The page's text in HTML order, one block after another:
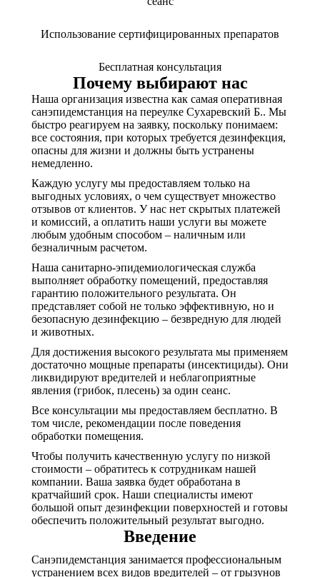
Использование сертифицированных препаратов
Бесплатная консультация
Почему выбирают нас
Наша организация известна как самая оперативная
санэпидемстанция на переулке Сухаревский Б.. Мы
быстро реагируем на заявку, поскольку понимаем:
все состояния, при которых требуется дезинфекция,
опасны для жизни и должны быть устранены
немедленно.
Каждую услугу мы предоставляем только на
выгодных условиях, о чем существует множество
отзывов от клиентов. У нас нет скрытых платежей
и комиссий, а оплатить наши услуги вы можете
любым удобным способом – наличным или
безналичным расчетом.
Наша санитарно-эпидемиологическая служба
выполняет обработку помещений, предоставляя
гарантию положительного результата. Он
представляет собой не только эффективную, но и
безопасную дезинфекцию – безвредную для людей
и животных.
Для достижения высокого результата мы применяем
достаточно мощные препараты (инсектициды). Они
ликвидируют вредителей и неблагоприятные
явления (грибок, плесень) за один сеанс.
Все консультации мы предоставляем бесплатно. В
том числе, рекомендации после поведения
обработки помещения.
Чтобы получить качественную услугу по низкой
стоимости – обратитесь к сотрудникам нашей
компании. Ваша заявка будет обработана в
кратчайший срок. Наши специалисты имеют
большой опыт дезинфекции поверхностей и готовы
обеспечить положительный результат выгодно.
Введение
Санэпидемстанция занимается профессиональным
устранением всех видов вредителей – от грызунов